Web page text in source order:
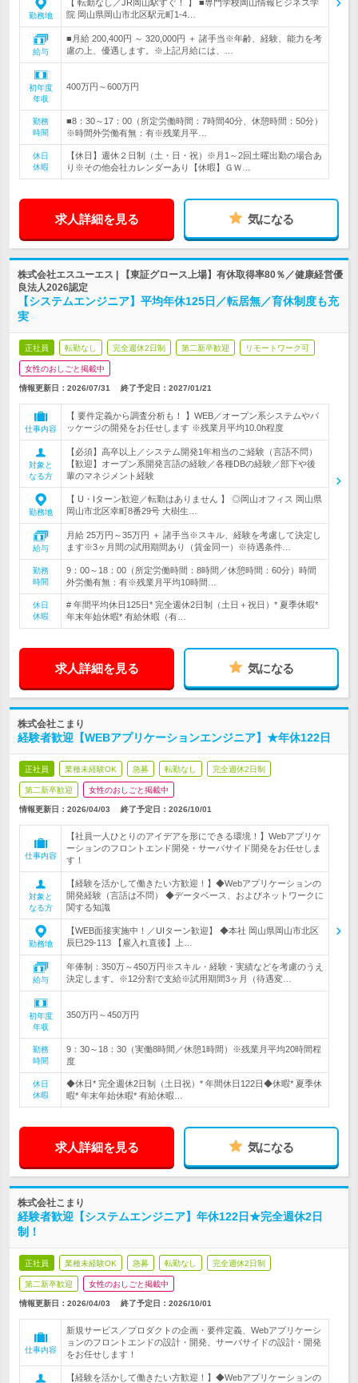
勤務地
【 転勤なし／JR岡山駅すぐ！ 】 ■専門学校岡山情報ビジネス学
院 岡山県岡山市北区駅元町1-4…
給与
■月給 200,400円 ～ 320,000円 ＋ 諸手当※年齢、経験、能力を考
慮の上、優遇します。※上記月給には、…
初年度
年収
400万円～600万円
勤務
時間
■8：30～17：00（所定労働時間：7時間40分、休憩時間：50分）
※時間外労働有無：有※残業月平…
休日
休暇
【休日】週休２日制（土・日・祝）※月1～2回土曜出勤の場合あ
り※その他会社カレンダーあり【休暇】ＧＷ…
求人詳細を見る 気になる
株式会社エスユーエス | 【東証グロース上場】有休取得率80％／健康経営優
良法人2026認定
【システムエンジニア】平均年休125日／転居無／育休制度も充
実
正社員 転勤なし 完全週休2日制 第二新卒歓迎 リモートワーク可
女性のおしごと掲載中
情報更新日：2026/07/31 終了予定日： 2027/01/21
仕事内容
【 要件定義から調査分析も！ 】WEB／オープン系システムやパ
ッケージの開発をお任せします ※残業月平均10.0h程度
対象と
なる方
【必須】高卒以上／システム開発1年相当のご経験（言語不問）
【歓迎】オープン系開発言語の経験／各種DBの経験／部下や後
輩のマネジメント経験
勤務地
【 U・Iターン歓迎／転勤はありません 】 ◎岡山オフィス 岡山県
岡山市北区幸町8番29号 大樹生…
給与
月給 25万円～35万円 ＋ 諸手当※スキル、経験を考慮して決定し
ます※3ヶ月間の試用期間あり（賃金同一）※待遇条件…
勤務
時間
9：00～18：00（所定労働時間：8時間／休憩時間：60分）時間
外労働有無：有※残業月平均10時間…
休日
休暇
# 年間平均休日125日* 完全週休2日制（土日＋祝日）* 夏季休暇*
年末年始休暇* 有給休暇（有…
求人詳細を見る 気になる
株式会社こまり
経験者歓迎【WEBアプリケーションエンジニア】★年休122日
正社員 業種未経験OK 急募 転勤なし 完全週休2日制
第二新卒歓迎 女性のおしごと掲載中
情報更新日：2026/04/03 終了予定日： 2026/10/01
仕事内容
【社員一人ひとりのアイデアを形にできる環境！】Webアプリケ
ーションのフロントエンド開発・サーバサイド開発をお任せしま
す！
対象と
なる方
【経験を活かして働きたい方歓迎！】◆Webアプリケーションの
開発経験（言語は不問） ◆データベース、およびネットワークに
関する知識
勤務地
【WEB面接実施中！／UIターン歓迎】 ◆本社 岡山県岡山市北区
辰巳29-113 【雇入れ直後】上…
給与
年俸制：350万～450万円※スキル・経験・実績などを考慮のうえ
決定します。※12分割で支給※試用期間3ヶ月（待遇変…
初年度
年収
350万円～450万円
勤務
時間
9：30～18：30（実働8時間／休憩1時間）※残業月平均20時間程
度
休日
休暇
◆休日* 完全週休2日制（土日祝）* 年間休日122日◆休暇* 夏季休
暇* 年末年始休暇* 有給休暇…
求人詳細を見る 気になる
株式会社こまり
経験者歓迎【システムエンジニア】年休122日★完全週休2日
制！
正社員 業種未経験OK 急募 転勤なし 完全週休2日制
第二新卒歓迎 女性のおしごと掲載中
情報更新日：2026/04/03 終了予定日： 2026/10/01
仕事内容
新規サービス／プロダクトの企画・要件定義、Webアプリケーシ
ョンのフロントエンドの設計・開発、サーバサイドの設計・開発
をお任せします！
【経験を活かして働きたい方歓迎！】◆Webアプリケーションの